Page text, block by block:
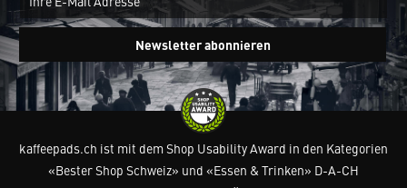
Newsletter abonnieren
kaffeepads.ch ist mit dem Shop Usability Award in den Kategorien
«Bester Shop Schweiz» und «Essen & Trinken» D-A-CH